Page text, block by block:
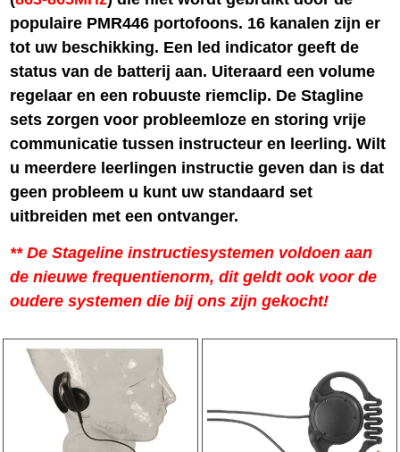
populaire PMR446 portofoons. 16 kanalen zijn er
tot uw beschikking. Een led indicator geeft de
status van de batterij aan. Uiteraard een volume
regelaar en een robuuste riemclip. De Stagline
sets zorgen voor probleemloze en storing vrije
communicatie tussen instructeur en leerling. Wilt
u meerdere leerlingen instructie geven dan is dat
geen probleem u kunt uw standaard set
uitbreiden met een ontvanger.
** De Stageline instructiesystemen voldoen aan
de nieuwe frequentienorm, dit geldt ook voor de
oudere systemen die bij ons zijn gekocht!